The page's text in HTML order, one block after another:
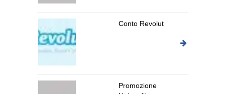
Conto Revolut
Promozione